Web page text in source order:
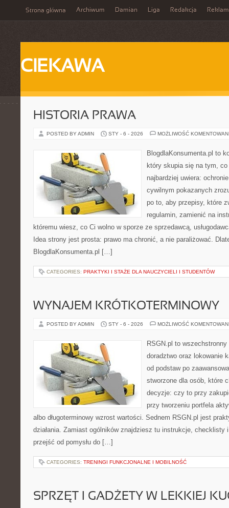
Strona główna Archiwum Damian Liga Redakcja
CIEKAWA
HISTORIA PRAWA
POSTED BY ADMIN STY - 6 - 2026 MOŻLIWOŚĆ
BlogdlaKonsumenta.pl to
który skupia się na tym,
najbardziej uwiera:
cywilnym pokazanych
po to, aby przepisy, które
regulamin, zamienić na
któremu wiesz, co Ci wolno w sporze ze sprzedawcą,
Idea strony jest prosta: prawo ma chronić, a nie paraliżować.
BlogdlaKonsumenta.pl […]
CATEGORIES: PRAKTYKI I STAŻE DLA NAUCZYCIELI I STUDENTÓW
WYNAJEM KRÓTKOTERMINOWY
POSTED BY ADMIN STY - 6 - 2026 MOŻLIWOŚĆ
RSGN.pl to
doradztwo oraz lokowanie
od podstaw po
stworzone dla osób, które
decyzje: czy to przy
przy tworzeniu portfela
albo długoterminowy wzrost wartości. Sednem RSGN.pl jest
działania. Zamiast ogólników znajdziesz tu instrukcje, checklisty
przejść od pomysłu do […]
CATEGORIES: TRENINGI FUNKCJONALNE I MOBILNOŚĆ
SPRZĘT I GADŻETY W LEKKIEJ